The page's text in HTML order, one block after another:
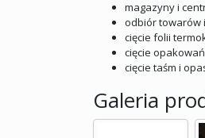
magazyny i
odbiór towarów
cięcie folii
cięcie
cięcie taśm i
Galeria